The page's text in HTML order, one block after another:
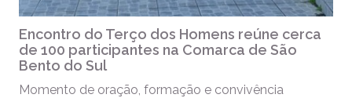
Encontro do Terço dos Homens reúne cerca
de 100 participantes na Comarca de São
Bento do Sul
Momento de oração, formação e convivência